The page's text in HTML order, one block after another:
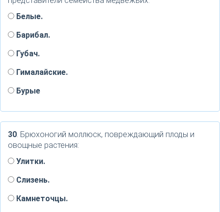
Белые.
Барибал.
Губач.
Гималайские.
Бурые
30. Брюхоногий моллюск, повреждающий плоды и
овощные растения:
Улитки.
Слизень.
Камнеточцы.